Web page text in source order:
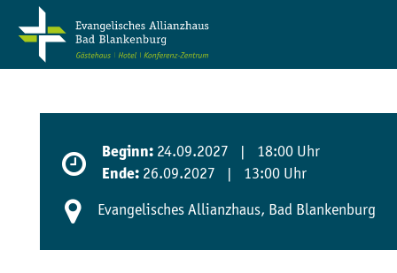
Beginn: 24.09.2027 | 18:00 Uhr
Ende: 26.09.2027 | 13:00 Uhr
Evangelisches Allianzhaus, Bad Blankenburg